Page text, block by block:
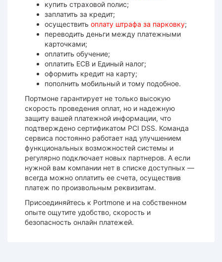
купить страховой полис;
заплатить за кредит;
осуществить оплату штрафа за парковку;
переводить деньги между платежными
карточками;
оплатить обучение;
оплатить ЕСВ и Единый налог;
оформить кредит на карту;
пополнить мобильный и тому подобное.
Портмоне гарантирует не только высокую
скорость проведения оплат, но и надежную
защиту вашей платежной информации, что
подтверждено сертификатом PCI DSS. Команда
сервиса постоянно работает над улучшением
функциональных возможностей системы и
регулярно подключает новых партнеров. А если
нужной вам компании нет в списке доступных —
всегда можно оплатить ее счета, осуществив
платеж по произвольным реквизитам.
Присоединяйтесь к Portmone и на собственном
опыте ощутите удобство, скорость и
безопасность онлайн платежей.